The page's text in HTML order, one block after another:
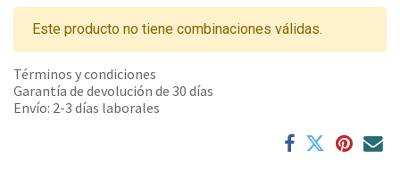
Este producto no tiene combinaciones válidas.
Términos y condiciones
Garantía de devolución de 30 días
Envío: 2-3 días laborales